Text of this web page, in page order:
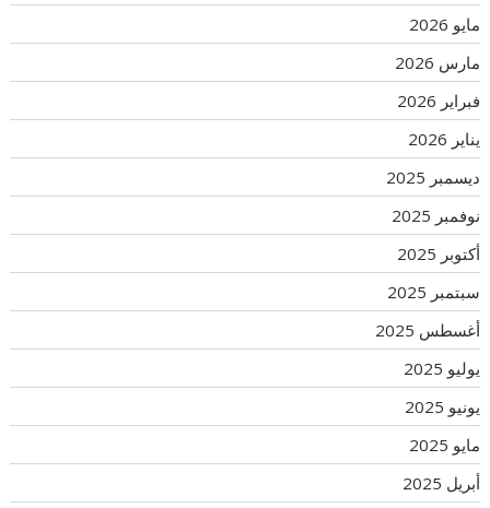
مايو 2026
مارس 2026
فبراير 2026
يناير 2026
ديسمبر 2025
نوفمبر 2025
أكتوبر 2025
سبتمبر 2025
أغسطس 2025
يوليو 2025
يونيو 2025
مايو 2025
أبريل 2025